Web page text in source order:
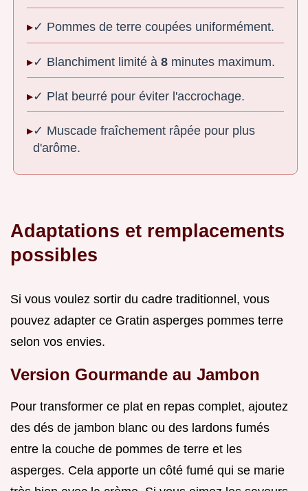
✓ Pommes de terre coupées uniformément.
✓ Blanchiment limité à8 minutes maximum.
✓ Plat beurré pour éviter l'accrochage.
✓ Muscade fraîchement râpée pour plus
d'arôme.
Adaptations et remplacements
possibles
Si vous voulez sortir du cadre traditionnel, vous
pouvez adapter ce Gratin asperges pommes terre
selon vos envies.
Version Gourmande au Jambon
Pour transformer ce plat en repas complet, ajoutez
des dés de jambon blanc ou des lardons fumés
entre la couche de pommes de terre et les
asperges. Cela apporte un côté fumé qui se marie